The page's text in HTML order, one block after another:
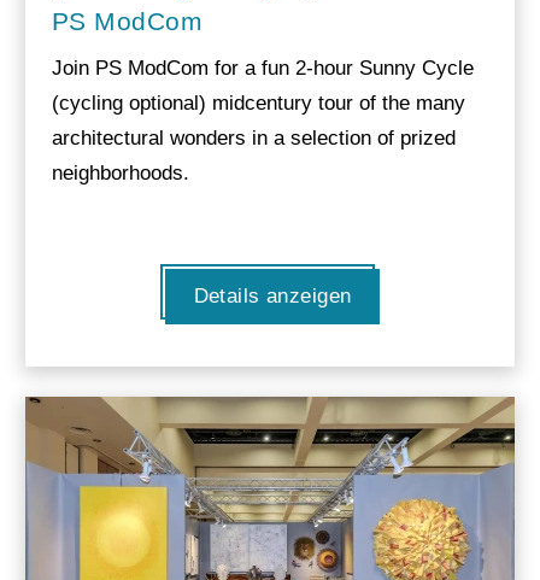
PS ModCom
Join PS ModCom for a fun 2-hour Sunny Cycle
(cycling optional) midcentury tour of the many
architectural wonders in a selection of prized
neighborhoods.
Details anzeigen